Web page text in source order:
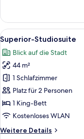
Einzelzimmer
Alle
Fotos
für
Superior-
Studiosuite
anzeigen
9
Superior-Studiosuite
Blick auf die Stadt
44 m²
1 Schlafzimmer
Platz für 2 Personen
1 King-Bett
Kostenloses WLAN
Weitere Details
Weitere